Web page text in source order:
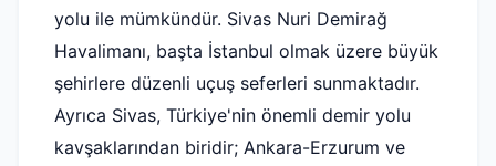
yolu ile mümkündür. Sivas Nuri Demirağ
Havalimanı, başta İstanbul olmak üzere büyük
şehirlere düzenli uçuş seferleri sunmaktadır.
Ayrıca Sivas, Türkiye'nin önemli demir yolu
kavşaklarından biridir; Ankara-Erzurum ve